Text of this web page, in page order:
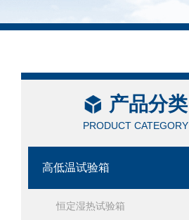
产品分类
PRODUCT CATEGORY
高低温试验箱
恒定湿热试验箱